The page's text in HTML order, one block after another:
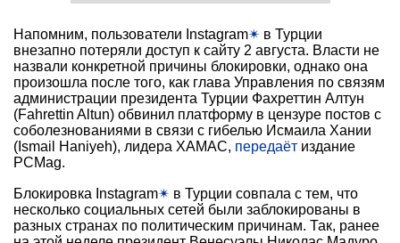
Напомним, пользователи Instagram✴ в Турции
внезапно потеряли доступ к сайту 2 августа. Власти не
назвали конкретной причины блокировки, однако она
произошла после того, как глава Управления по связям
администрации президента Турции Фахреттин Алтун
(Fahrettin Altun) обвинил платформу в цензуре постов с
соболезнованиями в связи с гибелью Исмаила Хании
(Ismail Haniyeh), лидера ХАМАС, передаёт издание
PCMag.
Блокировка Instagram✴ в Турции совпала с тем, что
несколько социальных сетей были заблокированы в
разных странах по политическим причинам. Так, ранее